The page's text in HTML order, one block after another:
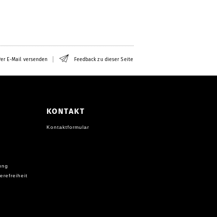
E-Mail versenden Feedback zu dieser Seite
KONTAKT
Kontaktformular